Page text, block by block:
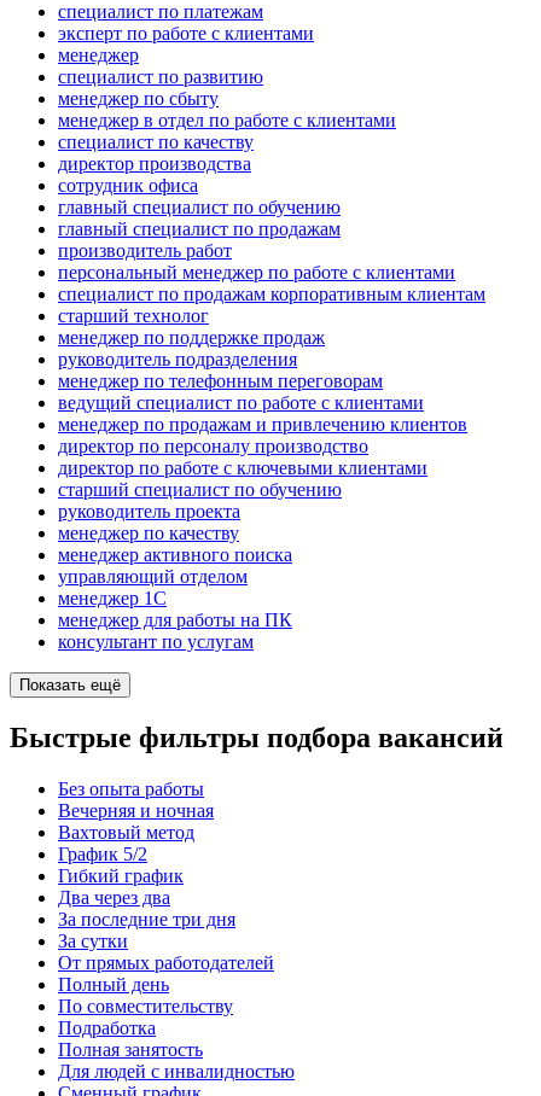
специалист по платежам
эксперт по работе с клиентами
менеджер
специалист по развитию
менеджер по сбыту
менеджер в отдел по работе с клиентами
специалист по качеству
директор производства
сотрудник офиса
главный специалист по обучению
главный специалист по продажам
производитель работ
персональный менеджер по работе с клиентами
специалист по продажам корпоративным клиентам
старший технолог
менеджер по поддержке продаж
руководитель подразделения
менеджер по телефонным переговорам
ведущий специалист по работе с клиентами
менеджер по продажам и привлечению клиентов
директор по персоналу производство
директор по работе с ключевыми клиентами
старший специалист по обучению
руководитель проекта
менеджер по качеству
менеджер активного поиска
управляющий отделом
менеджер 1С
менеджер для работы на ПК
консультант по услугам
Показать ещё
Быстрые фильтры подбора вакансий
Без опыта работы
Вечерняя и ночная
Вахтовый метод
График 5/2
Гибкий график
Два через два
За последние три дня
За сутки
От прямых работодателей
Полный день
По совместительству
Подработка
Полная занятость
Для людей с инвалидностью